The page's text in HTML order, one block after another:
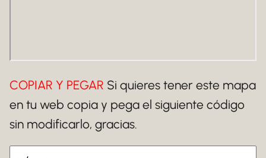
COPIAR Y PEGAR Si quieres tener este mapa
en tu web copia y pega el siguiente código
sin modificarlo, gracias.